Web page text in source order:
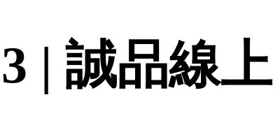
| 誠品線上